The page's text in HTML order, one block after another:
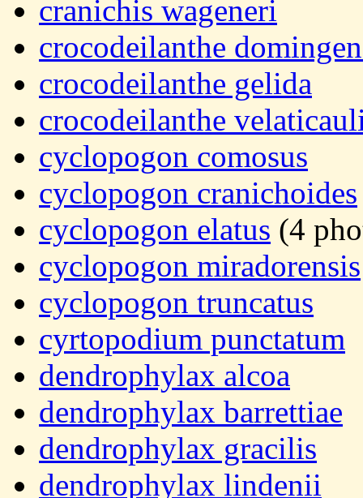
cranichis wageneri
crocodeilanthe
crocodeilanthe gelida
crocodeilanthe
cyclopogon comosus
cyclopogon cranichoides
cyclopogon elatus (4
cyclopogon miradorensis
cyclopogon truncatus
cyrtopodium punctatum
dendrophylax alcoa
dendrophylax barrettiae
dendrophylax gracilis
dendrophylax lindenii